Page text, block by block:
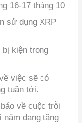
16-17 tháng 10
sử dụng XRP
bị kiện trong
việc sẽ có
tuần tới.
về cuộc trỗi
năm đang tăng